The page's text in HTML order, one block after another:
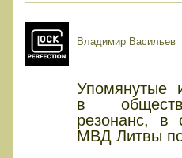
Владимир Васильев
Упомянутые
в
резонанс, в
МВД Литвы